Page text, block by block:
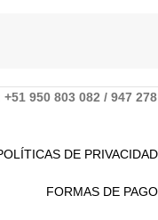
+51 950 803 082 / 947 278
DE PRIVACIDAD
FORMAS DE PAGO